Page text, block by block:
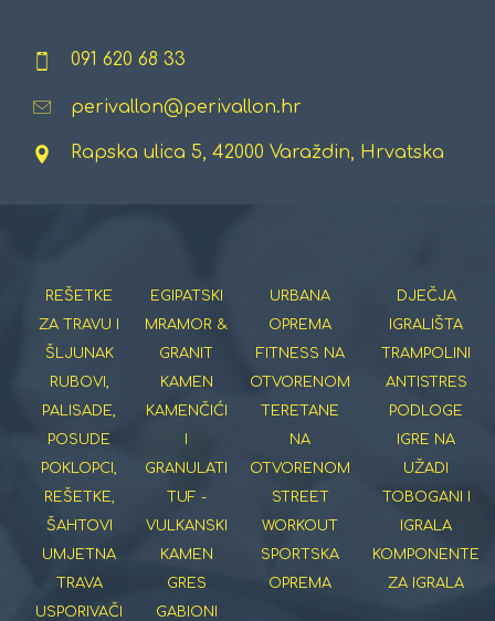
091 620 68 33
perivallon@perivallon.hr
Rapska ulica 5, 42000 Varaždin, Hrvatska
REŠETKE
ZA TRAVU I
ŠLJUNAK
RUBOVI,
PALISADE,
POSUDE
POKLOPCI,
REŠETKE,
ŠAHTOVI
UMJETNA
TRAVA
USPORIVAČI
EGIPATSKI
MRAMOR &
GRANIT
KAMEN
KAMENČIĆI
I
GRANULATI
TUF -
VULKANSKI
KAMEN
GRES
GABIONI
URBANA
OPREMA
FITNESS NA
OTVORENOM
TERETANE
NA
OTVORENOM
STREET
WORKOUT
SPORTSKA
OPREMA
DJEČJA
IGRALIŠTA
TRAMPOLINI
ANTISTRES
PODLOGE
IGRE NA
UŽADI
TOBOGANI I
IGRALA
KOMPONENTE
ZA IGRALA